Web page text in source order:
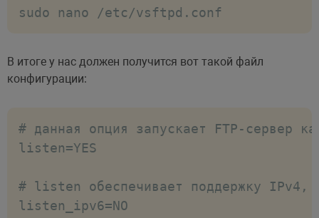
sudo nano /etc/vsftpd.conf
В итоге у нас должен получится вот такой файл
конфигурации:
# данная опция запускает FTP-сервер
listen=YES
# listen обеспечивает поддержку IPv4,
listen_ipv6=NO